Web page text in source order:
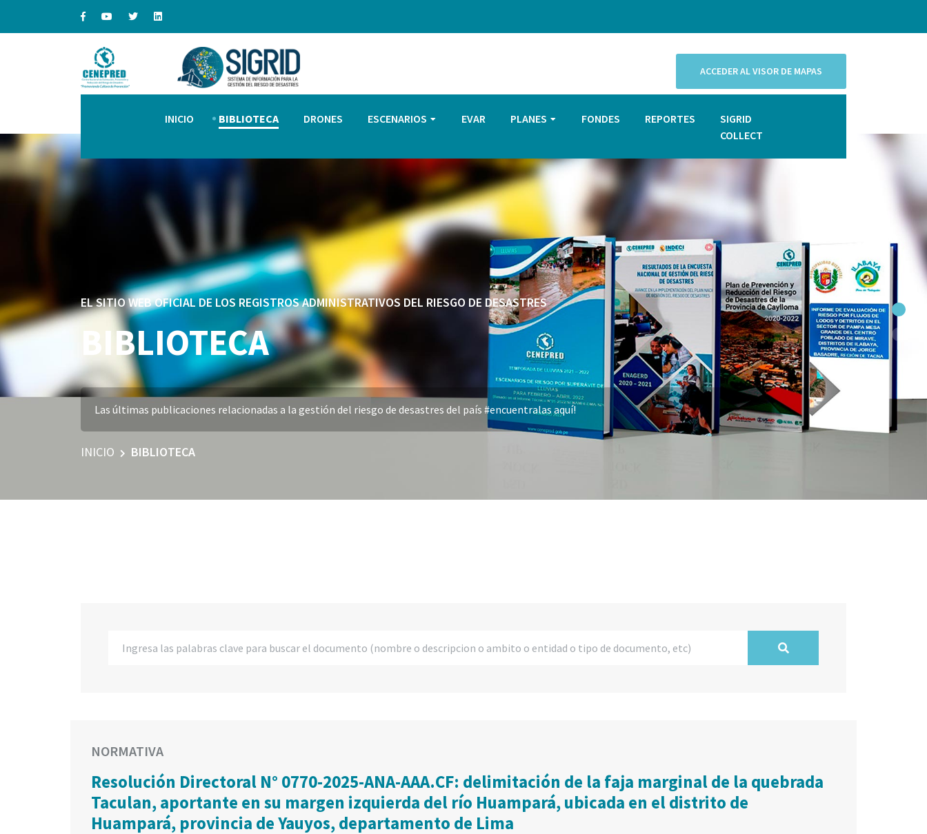
ACCEDER AL VISOR DE MAPAS
INICIO BIBLIOTECA DRONES ESCENARIOS EVAR PLANES FONDES REPORTES
SIGRID
COLLECT
EL SITIO WEB OFICIAL DE LOS REGISTROS ADMINISTRATIVOS DEL RIESGO DE DESASTRES
BIBLIOTECA
Las últimas publicaciones relacionadas a la gestión del riesgo de desastres del país #encuentralas aquí!
INICIO BIBLIOTECA
NORMATIVA
Resolución Directoral N° 0770-2025-ANA-AAA.CF: delimitación de la faja marginal de la quebrada
Taculan, aportante en su margen izquierda del río Huampará, ubicada en el distrito de
Huampará, provincia de Yauyos, departamento de Lima